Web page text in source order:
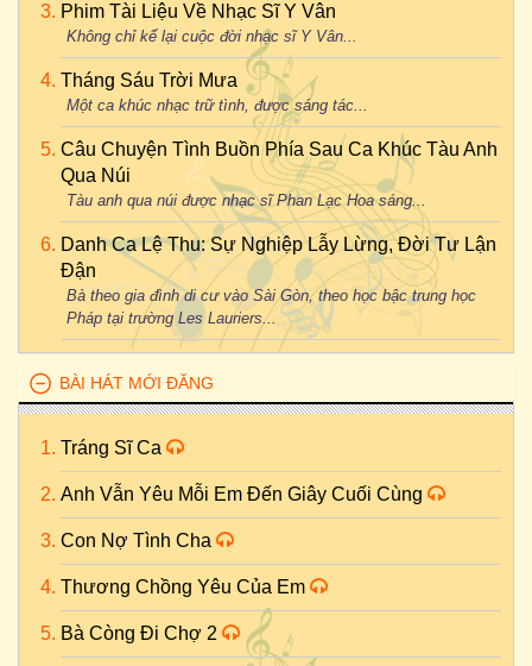
Phim Tài Liệu Về Nhạc Sĩ Y Vân
Không chỉ kể lại cuộc đời nhạc sĩ Y Vân...
Tháng Sáu Trời Mưa
Một ca khúc nhạc trữ tình, được sáng tác...
Câu Chuyện Tình Buồn Phía Sau Ca Khúc Tàu Anh
Qua Núi
Tàu anh qua núi được nhạc sĩ Phan Lạc Hoa sáng...
Danh Ca Lệ Thu: Sự Nghiệp Lẫy Lừng, Đời Tư Lận
Đận
Bà theo gia đình di cư vào Sài Gòn, theo học bậc trung học
Pháp tại trường Les Lauriers...
BÀI HÁT MỚI ĐĂNG
Tráng Sĩ Ca
Anh Vẫn Yêu Mỗi Em Đến Giây Cuối Cùng
Con Nợ Tình Cha
Thương Chồng Yêu Của Em
Bà Còng Đi Chợ 2